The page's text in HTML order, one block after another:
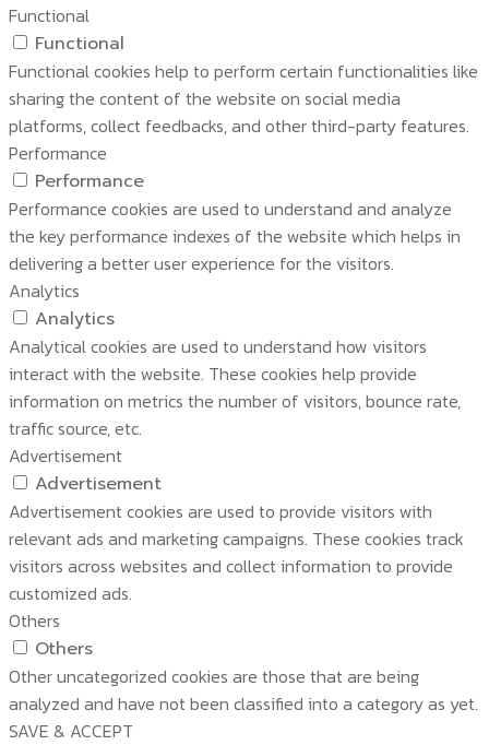
Functional
Functional
Functional cookies help to perform certain functionalities like
sharing the content of the website on social media
platforms, collect feedbacks, and other third-party features.
Performance
Performance
Performance cookies are used to understand and analyze
the key performance indexes of the website which helps in
delivering a better user experience for the visitors.
Analytics
Analytics
Analytical cookies are used to understand how visitors
interact with the website. These cookies help provide
information on metrics the number of visitors, bounce rate,
traffic source, etc.
Advertisement
Advertisement
Advertisement cookies are used to provide visitors with
relevant ads and marketing campaigns. These cookies track
visitors across websites and collect information to provide
customized ads.
Others
Others
Other uncategorized cookies are those that are being
analyzed and have not been classified into a category as yet.
SAVE & ACCEPT